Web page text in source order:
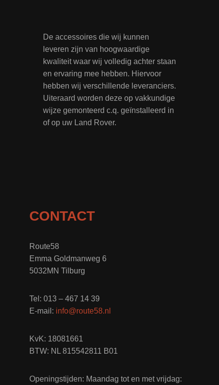
De accessoires die wij kunnen
leveren zijn van hoogwaardige
kwaliteit waar wij volledig achter staan
en ervaring mee hebben. Hiervoor
hebben wij verschillende leveranciers.
Uiteraard worden deze op vakkundige
wijze gemonteerd c.q. geïnstalleerd in
of op uw Land Rover.
CONTACT
Route58
Emma Goldmanweg 6
5032MN Tilburg
Tel: 013 – 467 14 39
E-mail: info@route58.nl
KvK: 18081661
BTW: NL 815542811 B01
Openingstijden: Maandag tot en met vrijdag: